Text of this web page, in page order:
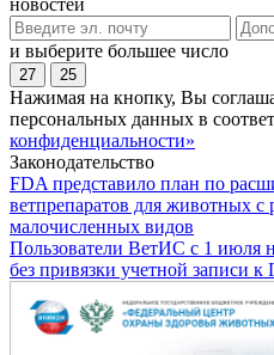
и выберите большее число
27 25
Нажимая на кнопку, Вы
персональных данных в
конфиденциальности»
Законодательство
FDA представило план по
ветпрепаратов для животных с
малочисленных видов
Пользователи ВетИС с 1 июля
без привязки учетной записи к